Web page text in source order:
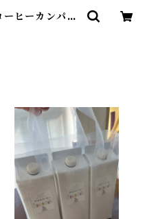
ヒーカンパニ